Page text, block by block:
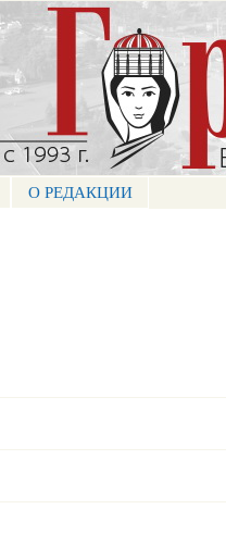
О РЕДАКЦИИ